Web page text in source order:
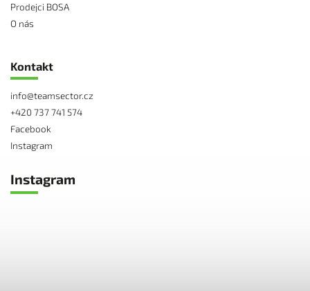
Prodejci BOSA
O nás
Kontakt
info@teamsector.cz
+420 737 741 574
Facebook
Instagram
Instagram